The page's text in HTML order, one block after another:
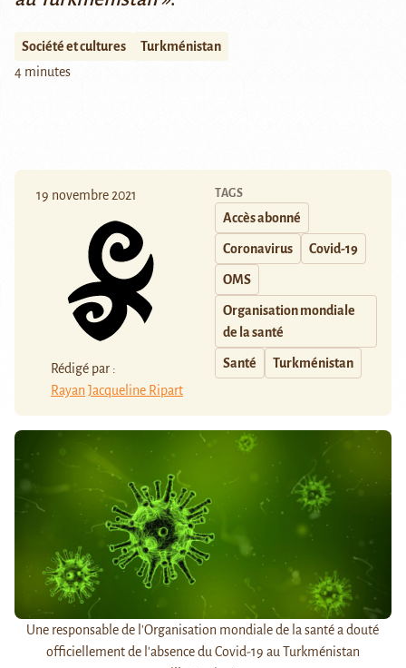
Société et cultures
Turkménistan
4 minutes
19 novembre 2021
Rédigé par :
Rayan Jacqueline Ripart
TAGS
Accès abonné
Coronavirus Covid-19
OMS
Organisation mondiale
de la santé
Santé Turkménistan
Une responsable de l'Organisation mondiale de la santé a douté
officiellement de l'absence du Covid-19 au Turkménistan